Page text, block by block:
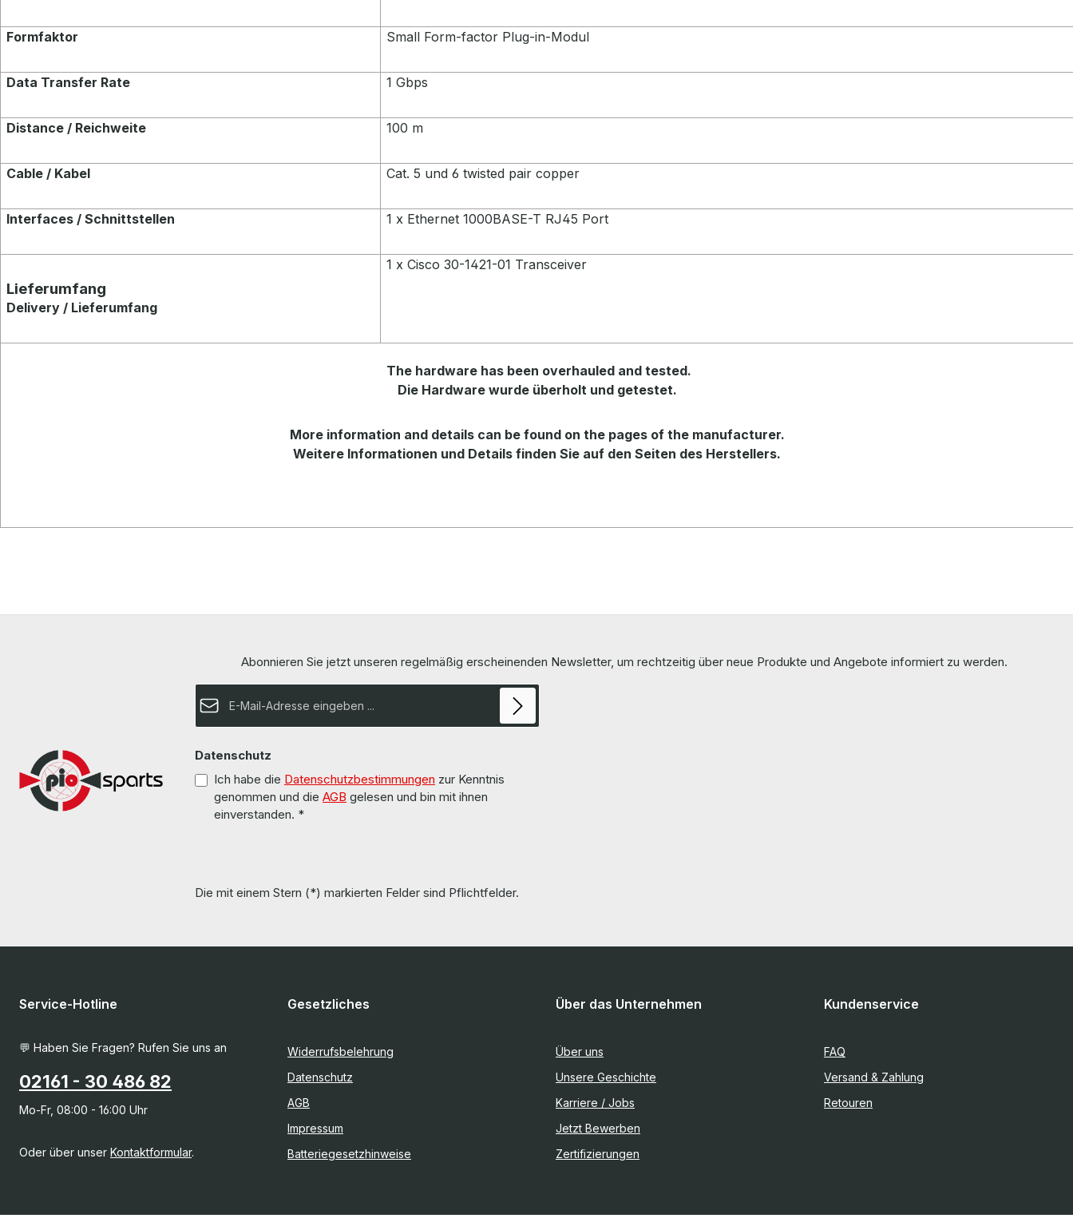
Formfaktor Small Form-factor Plug-in-Modul
Data Transfer Rate 1 Gbps
Distance / Reichweite 100 m
Cable / Kabel Cat. 5 und 6 twisted pair copper
Interfaces / Schnittstellen 1 x Ethernet 1000BASE-T RJ45 Port
Lieferumfang
Delivery / Lieferumfang
1 x Cisco 30-1421-01 Transceiver
The hardware has been overhauled and tested.
Die Hardware wurde überholt und getestet.
Moreinformation and details can be found on the pages of the manufacturer.
Weitere Informationen und Details finden Sie auf den Seiten des Herstellers.
Abonnieren Sie jetzt unseren regelmäßig erscheinenden Newsletter, um rechtzeitig über neue Produkte und Angebote informiert zu werden.
E-Mail-Adresse*
Datenschutz
Ich habe die Datenschutzbestimmungen zur Kenntnis
genommen und die AGB gelesen und bin mit ihnen
einverstanden. *
Die mit einem Stern (*) markierten Felder sind Pflichtfelder.
Service-Hotline
💬 Haben Sie Fragen? Rufen Sie uns an
02161 - 30 486 82
Mo-Fr, 08:00 - 16:00 Uhr
Oder über unser Kontaktformular.
Gesetzliches
Widerrufsbelehrung
Datenschutz
AGB
Impressum
Batteriegesetzhinweise
Über das Unternehmen
Über uns
Unsere Geschichte
Karriere / Jobs
Jetzt Bewerben
Zertifizierungen
Kundenservice
FAQ
Versand & Zahlung
Retouren